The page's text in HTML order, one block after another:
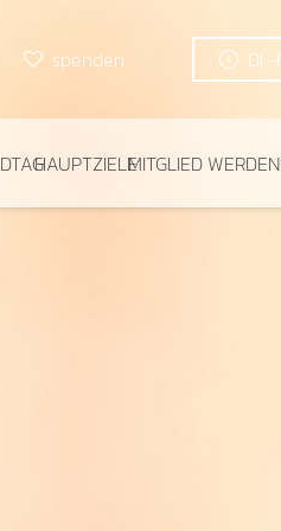
spenden
HAUPTZIELEMITGLIED WERDEN